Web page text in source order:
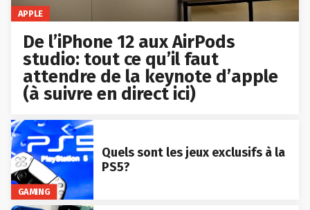
APPLE
De l’iPhone 12 aux AirPods
studio: tout ce qu’il faut
attendre de la keynote d’apple
(à suivre en direct ici)
GAMING
Quels sont les jeux exclusifs à la
PS5?